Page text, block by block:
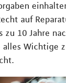
auf
zu 10 Jahre
alles Wichtige